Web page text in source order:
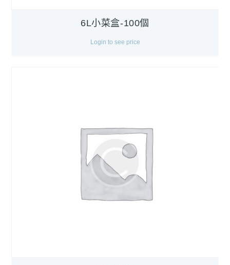
6L小菜盒-100個
Login to see price